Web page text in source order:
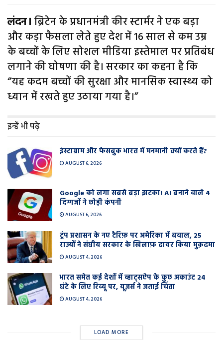
लंदन। ब्रिटेन के प्रधानमंत्री कीर स्टार्मर ने एक बड़ा
और कड़ा फैसला लेते हुए देश में 16 साल से कम उम्र
के बच्चों के लिए सोशल मीडिया इस्तेमाल पर प्रतिबंध
लगाने की घोषणा की है। सरकार का कहना है कि
“यह कदम बच्चों की सुरक्षा और मानसिक स्वास्थ्य को
ध्यान में रखते हुए उठाया गया है।”
इन्हें भी पढ़े
इंस्टाग्राम और फेसबुक भारत में मनमानी क्यों करते हैं?
AUGUST 6, 2026
Google को लगा सबसे बड़ा झटका! AI बनाने वाले 4
दिग्गजों ने छोड़ी कंपनी
AUGUST 6, 2026
ट्रंप प्रशासन के नए टैरिफ़ पर अमेरिका में बवाल, 25
राज्यों ने संघीय सरकार के खिलाफ़ दायर किया मुक़दमा
AUGUST 4, 2026
भारत समेत कई देशों में व्हाट्सऐप के कुछ अकाउंट 24
घंटे के लिए रिव्यू पर, यूज़र्स ने जताई चिंता
AUGUST 4, 2026
LOAD MORE